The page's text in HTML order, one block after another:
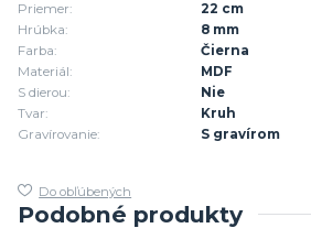
Priemer:
22 cm
Hrúbka:
8 mm
Farba:
Čierna
Materiál:
MDF
S dierou:
Nie
Tvar:
Kruh
Gravírovanie:
S gravírom
Do obľúbených
Podobné produkty